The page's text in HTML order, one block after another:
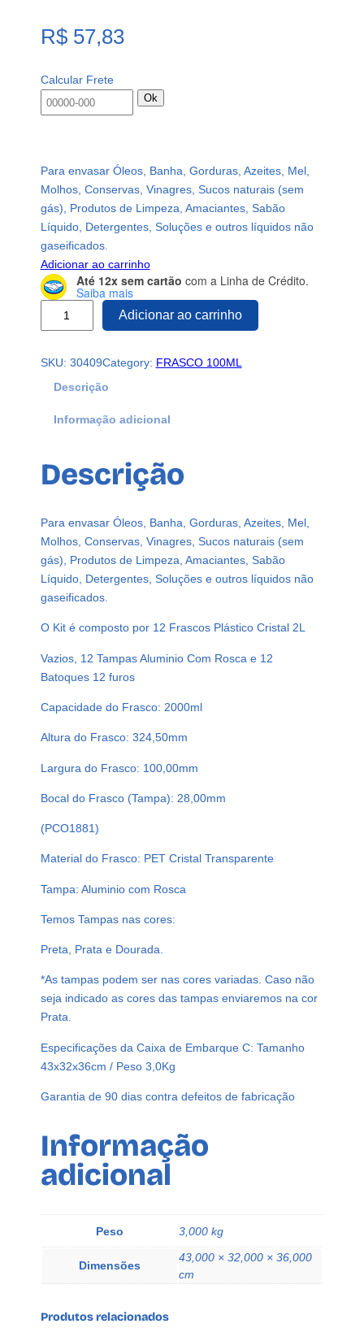
R$57,83
Calcular Frete
Ok
Para envasar Óleos, Banha, Gorduras, Azeites, Mel,
Molhos, Conservas, Vinagres, Sucos naturais (sem
gás), Produtos de Limpeza, Amaciantes, Sabão
Líquido, Detergentes, Soluções e outros líquidos não
gaseificados.
Adicionar ao carrinho
Até 12x sem cartão com a Linha de Crédito.
Saiba mais
R
C
C
R
S
T
A
P
T
2
C
T
M
P
L
B
A
O
Q
U
N
q
a
Adicionar ao carrinho
SKU: 30409Category: FRASCO 100ML
Descrição
Informação adicional
Descrição
Para envasar Óleos, Banha, Gorduras, Azeites, Mel,
Molhos, Conservas, Vinagres, Sucos naturais (sem
gás), Produtos de Limpeza, Amaciantes, Sabão
Líquido, Detergentes, Soluções e outros líquidos não
gaseificados.
O Kit é composto por 12 Frascos Plástico Cristal 2L
Vazios, 12 Tampas Aluminio Com Rosca e 12
Batoques 12 furos
Capacidade do Frasco: 2000ml
Altura do Frasco: 324,50mm
Largura do Frasco: 100,00mm
Bocal do Frasco (Tampa): 28,00mm
(PCO1881)
Material do Frasco: PET Cristal Transparente
Tampa: Aluminio com Rosca
Temos Tampas nas cores:
Preta, Prata e Dourada.
*As tampas podem ser nas cores variadas. Caso não
seja indicado as cores das tampas enviaremos na cor
Prata.
Especificações da Caixa de Embarque C: Tamanho
43x32x36cm / Peso 3,0Kg
Garantia de 90 dias contra defeitos de fabricação
Informação
adicional
Peso 3,000 kg
Dimensões
43,000 × 32,000 × 36,000
cm
Produtos relacionados